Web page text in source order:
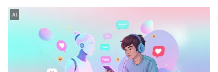
AI